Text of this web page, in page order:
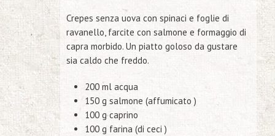
Crepes senza uova con spinaci e foglie di
ravanello, farcite con salmone e formaggio di
capra morbido. Un piatto goloso da gustare
sia caldo che freddo.
200 ml acqua
150 g salmone (affumicato )
100 g caprino
100 g farina (di ceci )